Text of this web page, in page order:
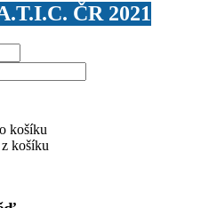
ČR 2021
košíku
košíku